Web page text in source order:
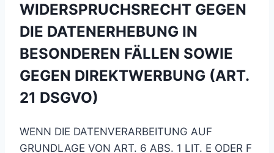
WIDERSPRUCHSRECHT GEGEN
DIE DATENERHEBUNG IN
BESONDEREN FÄLLEN SOWIE
GEGEN DIREKTWERBUNG (ART.
21 DSGVO)
WENN DIE DATENVERARBEITUNG AUF
GRUNDLAGE VON ART. 6 ABS. 1 LIT. E ODER F